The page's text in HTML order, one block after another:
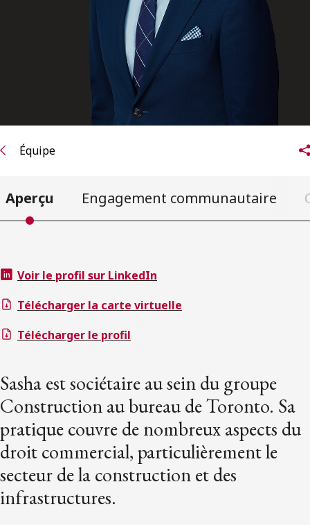
Équipe
Aperçu Engagement communautaire
Voir le profil sur LinkedIn
Télécharger la carte virtuelle
Télécharger le profil
Sasha est sociétaire au sein du groupe
Construction au bureau de Toronto. Sa
pratique couvre de nombreux aspects du
droit commercial, particulièrement le
secteur de la construction et des
infrastructures.